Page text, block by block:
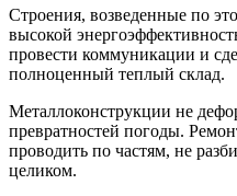
Строения, возведенные по
высокой
провести коммуникации и
полноценный теплый склад.
Металлоконструкции не
превратностей погоды.
проводить по частям, не
целиком.